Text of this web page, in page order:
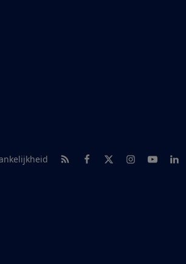
RSS-feed nieuws
Facebook
TwitterInstagram